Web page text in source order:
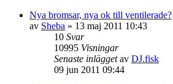
Nya bromsar, nya ok till ventilerade?
av Sheba » 13 maj 2011 10:43
10 Svar
10995 Visningar
Senaste inläggetav DJ.fisk
09 jun 2011 09:44